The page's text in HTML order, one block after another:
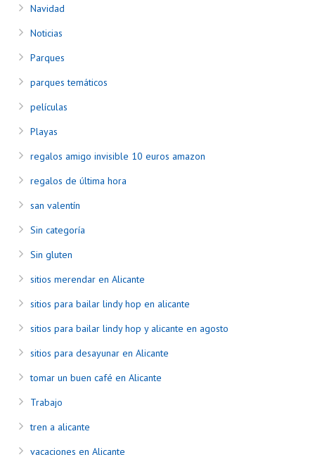
Navidad
Noticias
Parques
parques temáticos
películas
Playas
regalos amigo invisible 10 euros amazon
regalos de última hora
san valentín
Sin categoría
Sin gluten
sitios merendar en Alicante
sitios para bailar lindy hop en alicante
sitios para bailar lindy hop y alicante en agosto
sitios para desayunar en Alicante
tomar un buen café en Alicante
Trabajo
tren a alicante
vacaciones en Alicante